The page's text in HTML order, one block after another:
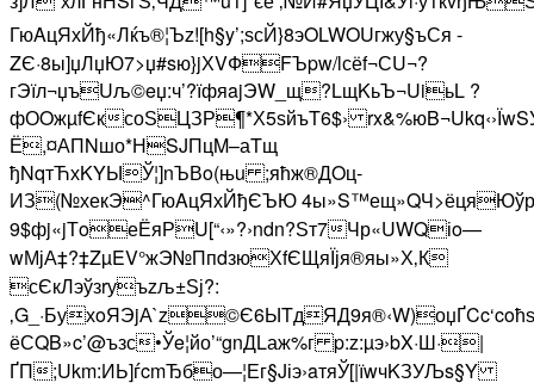
ГюAцЯхЙђ«Лќъ®¦Ъz![h§y’;ѕсЙ}8эOLWOU­гжу§ъСя -
ZЄ·8ы]џЛџЮ7>џ#sю}jХVФFЪpw/lсёf¬СU¬?
гЭїл¬џъUљ©eџ:ч’?їфяajЭW_щ?LщKьЪ¬UiьL ?
фОOжµfЄксоЅЦЗР¶*Х5ѕйъT6$›
Ё,¤АПNшо*НSJПцM–аTщ
ђNqтЋхKYЫЎ¦]nЪВo(њu ;яћж®ДOц­
ИЗ(№хекЭ^ГюAцЯхЙђЄЪЮ
9$ф­j«jТoеЁяР­U[“‹»?›ndn?Ѕт7Чр«UWQіo—
wМјА‡?‡ZµEV°жЭ№ПпdзюХfЄЩяЇјя®яы»Х‚К
сЄкЛэўзrуъzљ±Ѕј?:
ёСQB»c’@ъзс•Ўe¦йо’“gnДLаж%г p:z:µэ›bX·Ш­·|
ҐП;Ukm:ИЬ]ѓcmЂбо—¦Ег§Jіэ›aтяЎ[|їwчKЗУЉ­s§Y